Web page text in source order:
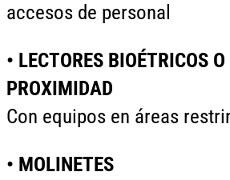
accesos de personal
• LECTORES BIOÉTRICOS O
PROXIMIDAD
Con equipos en áreas
• MOLINETES